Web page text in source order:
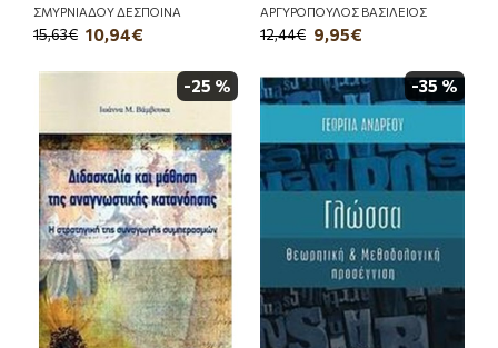
ΣΜΥΡΝΙΑΔΟΥ ΔΕΣΠΟΙΝΑ
10,94€
15,63€
ΑΡΓΥΡΟΠΟΥΛΟΣ ΒΑΣΙΛΕΙΟΣ
9,95€
12,44€
-25 % -35 %